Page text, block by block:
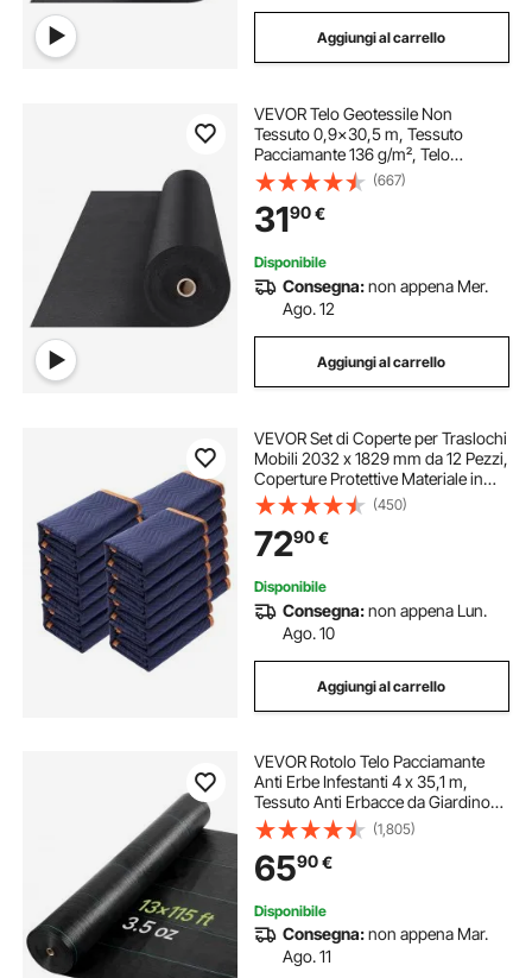
Aggiungi al carrello
VEVOR Telo Geotessile Non
Tessuto 0,9x30,5 m, Tessuto
Pacciamante 136 g/m², Telo
Pacciamatura Anti Erbacce per
Sistemi di Drenaggio,
Paesaggistica, Copertura Non
Tessuto Geotessile del Terreno,
Nero
(667)
3190€
Disponibile
Consegna:non appena Mer.
Ago. 12
Aggiungi al carrello
VEVOR Set di Coperte per Traslochi
Mobili 2032 x 1829 mm da 12 Pezzi,
Coperture Protettive Materiale in
Tessuto Non Tessuto per Traslochi
Trasporti Proteggere Pavimenti dei
Mobili Colore Blu/Arancione
(450)
7290€
Disponibile
Consegna:non appena Lun.
Ago. 10
Aggiungi al carrello
VEVOR Rotolo Telo Pacciamante
Anti Erbe Infestanti 4 x 35,1 m,
Tessuto Anti Erbacce da Giardino
100 g/m² in Polipropilene, Barriera
Telo Pacciamante Tessuto Contro
Erbacce per Terra Prato Serra, Nero
(1,805)
6590€
Disponibile
Consegna:non appena Mar.
Ago. 11